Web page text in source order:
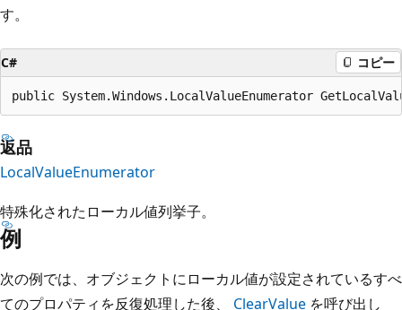
す。
C# コピー
public System.Windows.LocalValueEnumerator
返品
LocalValueEnumerator
特殊化されたローカル値列挙子。
例
次の例では、オブジェクトにローカル値が設定されているすべ
てのプロパティを反復処理した後、 ClearValue を呼び出し